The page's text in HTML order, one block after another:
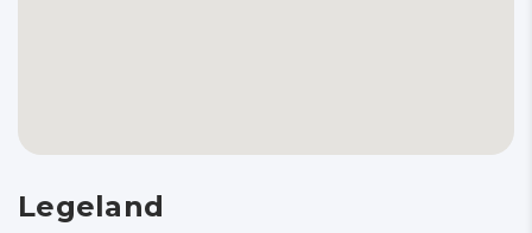
Legeland